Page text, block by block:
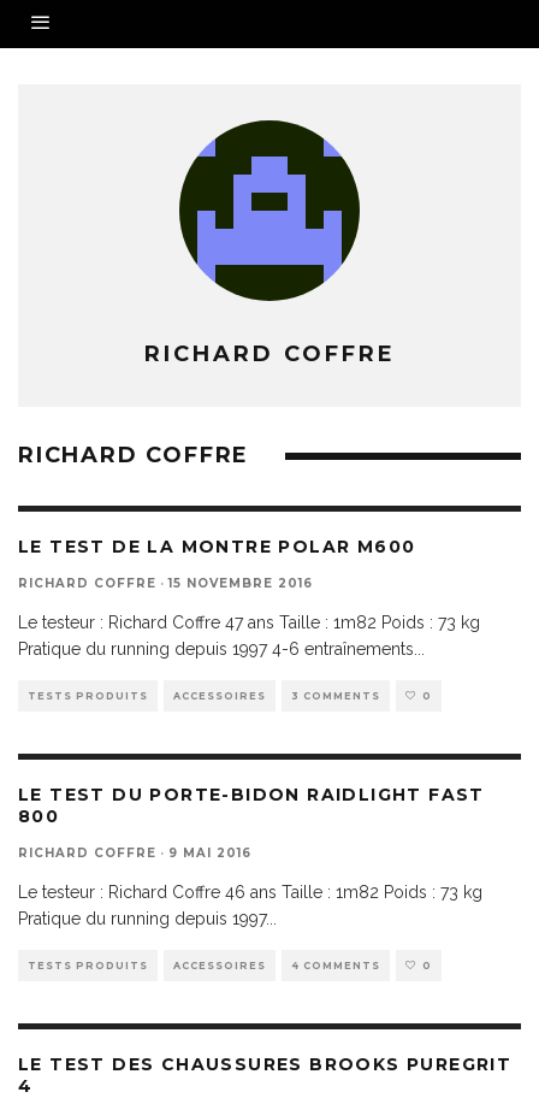
RICHARD COFFRE
RICHARD COFFRE
LE TEST DE LA MONTRE POLAR M600
RICHARD COFFRE · 15 NOVEMBRE 2016
Le testeur : Richard Coffre 47 ans Taille : 1m82 Poids : 73 kg
Pratique du running depuis 1997 4-6 entraînements
TESTS PRODUITS ACCESSOIRES 3 COMMENTS 0
LE TEST DU PORTE-BIDON RAIDLIGHT FAST
800
RICHARD COFFRE · 9 MAI 2016
Le testeur : Richard Coffre 46 ans Taille : 1m82 Poids : 73 kg
Pratique du running depuis 1997...
TESTS PRODUITS ACCESSOIRES 4 COMMENTS 0
LE TEST DES CHAUSSURES BROOKS PUREGRIT
4